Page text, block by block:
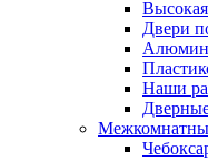
Двери
Наши